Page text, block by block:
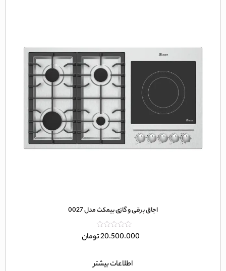
اجاق برقی و گازی بیمکث مدل 0027
امتیاز
0
20.500.000تومان
اطلاعات بیشتر